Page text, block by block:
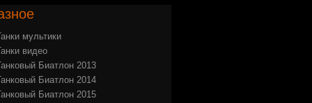
мультики
видео
Биатлон 2013
Биатлон 2014
Биатлон 2015